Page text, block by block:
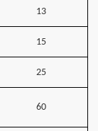
13
15
25
60